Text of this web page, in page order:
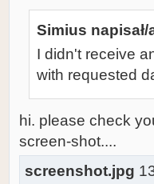
Simius napisał/
I didn't receive
with requested
hi. please check
screen-shot....
screenshot.jpg